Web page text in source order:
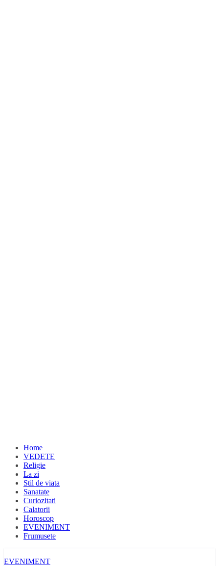
Home
VEDETE
Religie
La zi
Stil de viata
Sanatate
Curiozitati
Calatorii
Horoscop
EVENIMENT
Frumusete
EVENIMENT